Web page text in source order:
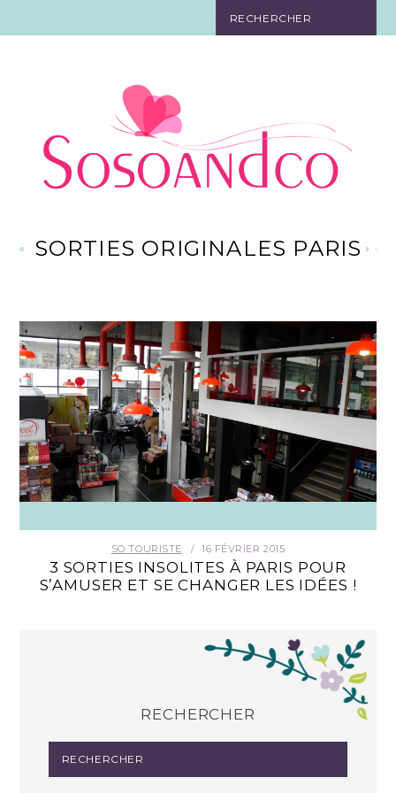
SO EN FORME
SO IN LOVE
SO DÉCO
SO PRATIQUE
CONTACT
SORTIES ORIGINALES PARIS
SO TOURISTE 16 FÉVRIER 2015
3 SORTIES INSOLITES À PARIS POUR
S’AMUSER ET SE CHANGER LES IDÉES !
RECHERCHER